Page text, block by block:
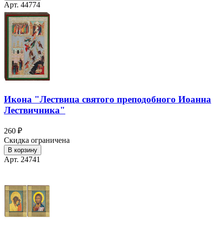
Арт. 44774
Икона "Лествица святого преподобного Иоанна
Лествичника"
260 ₽
Скидка ограничена
В корзину
Арт. 24741